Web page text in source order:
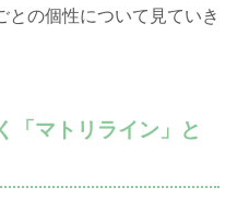
との個性について見ていき
「マトリライン」と